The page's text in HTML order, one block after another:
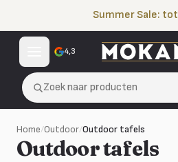
Summer Sale:
4,3
Zoek naar producten
Home/Outdoor/Outdoor tafels
Outdoor tafels